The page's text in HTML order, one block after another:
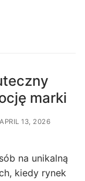
marki
APRIL 13, 2026
na unikalną
kiedy rynek